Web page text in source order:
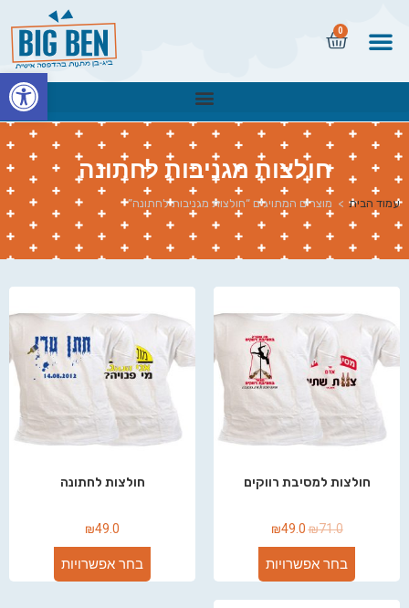
0
חולצות מגניבות לחתונה
עמוד הבית > מוצרים המתויגים “חולצות מגניבות לחתונה”
חולצות למסיבת רווקים
₪71.0
₪49.0
בחר אפשרויות
חולצות לחתונה
₪49.0
בחר אפשרויות